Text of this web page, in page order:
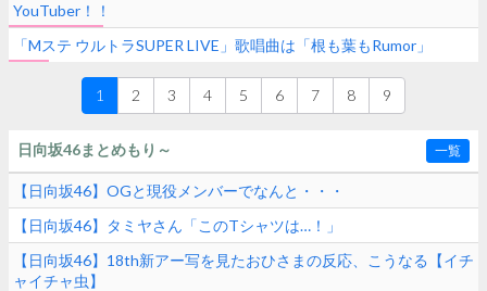
YouTuber！！
「Mステ ウルトラSUPER LIVE」歌唱曲は「根も葉もRumor」
1 2 3 4 5 6 7 8 9
日向坂46まとめもり～ 一覧
【日向坂46】OGと現役メンバーでなんと・・・
【日向坂46】タミヤさん「このTシャツは…！」
【日向坂46】18th新アー写を見たおひさまの反応、こうなる【イチ
ャイチャ虫】